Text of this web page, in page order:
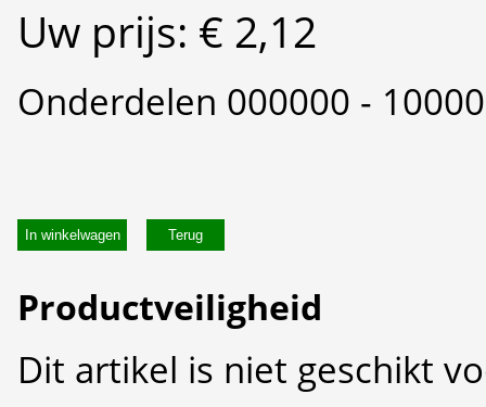
Uw prijs: € 2,12
Onderdelen 000000 -
In winkelwagen
Productveiligheid
Dit artikel is niet geschikt